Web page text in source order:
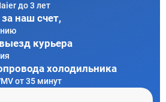
до 3 лет
наш счет,
курьера
холодильника
от 35 минут